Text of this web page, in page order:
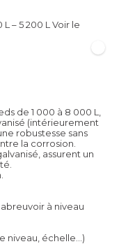
L – 5 200 LVoir le
de 1 000 à 8 000 L,
(intérieurement
robustesse sans
la corrosion.
assurent un
à niveau
niveau, échelle...)